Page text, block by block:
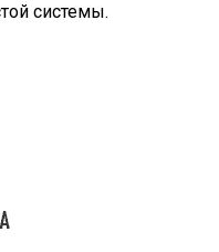
системы.